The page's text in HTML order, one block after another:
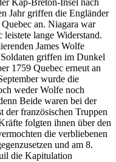
Kap-Breton-Insel nach
Jahr griffen die Engländer
an. Niagara war
lange Widerstand.
James Wolfe
griffen im Dunkel
1759 Quebec erneut an
wurde die
weder Wolfe noch
Beide waren bei der
der französischen Truppen
folgten ihnen über den
die verbliebenen
und am 8.
die Kapitulation